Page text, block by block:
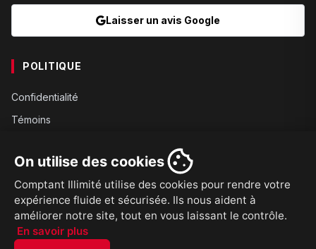
On utilise des cookies
Comptant Illimité utilise des cookies pour rendre votre
expérience fluide et sécurisée. Ils nous aident à
améliorer notre site, tout en vous laissant le contrôle.
En savoir plus
Laisser un avis Google
POLITIQUE
Confidentialité
Témoins
Conditions
Expédition
Retours